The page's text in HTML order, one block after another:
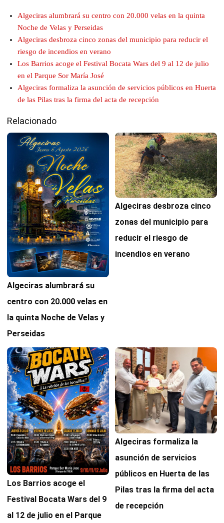
Algeciras alumbrará su centro con 20.000 velas en la quinta
Noche de Velas y Perseidas
Algeciras desbroza cinco zonas del municipio para reducir el
riesgo de incendios en verano
Los Barrios acoge el Festival Bocata Wars del 9 al 12 de julio
en el Parque Sor María José
Algeciras formaliza la asunción de servicios públicos en Huerta
de las Pilas tras la firma del acta de recepción
Relacionado
Algeciras alumbrará su
centro con 20.000 velas en
la quinta Noche de Velas y
Perseidas
Algeciras desbroza cinco
zonas del municipio para
reducir el riesgo de
incendios en verano
Los Barrios acoge el
Festival Bocata Wars del 9
al 12 de julio en el Parque
Algeciras formaliza la
asunción de servicios
públicos en Huerta de las
Pilas tras la firma del acta
de recepción